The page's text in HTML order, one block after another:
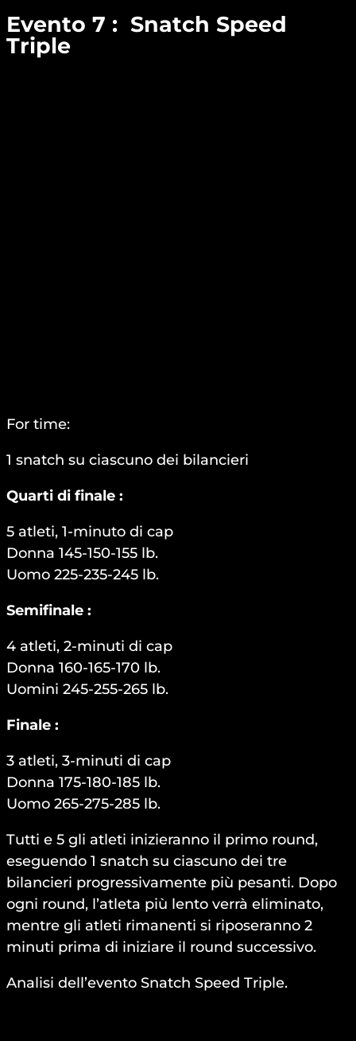
Evento 7 : Snatch Speed
Triple
For time:
1 snatch su ciascuno dei bilancieri
Quarti di finale :
5 atleti, 1-minuto di cap
Donna 145-150-155 lb.
Uomo 225-235-245 lb.
Semifinale :
4 atleti, 2-minuti di cap
Donna 160-165-170 lb.
Uomini 245-255-265 lb.
Finale :
3 atleti, 3-minuti di cap
Donna 175-180-185 lb.
Uomo 265-275-285 lb.
Tutti e 5 gli atleti inizieranno il primo round,
eseguendo 1 snatch su ciascuno dei tre
bilancieri progressivamente più pesanti. Dopo
ogni round, l’atleta più lento verrà eliminato,
mentre gli atleti rimanenti si riposeranno 2
minuti prima di iniziare il round successivo.
Analisi dell’evento Snatch Speed Triple.